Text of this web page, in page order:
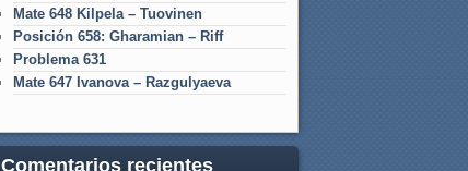
Mate 648 Kilpela – Tuovinen
Posición 658: Gharamian – Riff
Problema 631
Mate 647 Ivanova – Razgulyaeva
Comentarios recientes